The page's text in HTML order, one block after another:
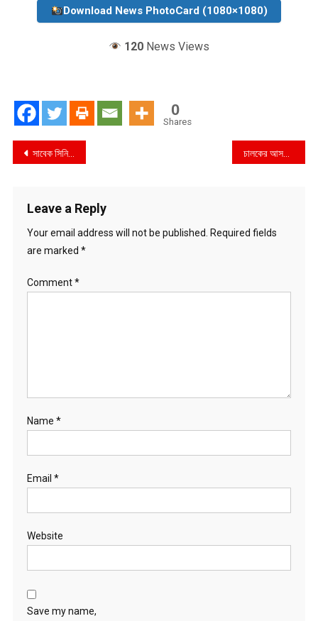
Download News PhotoCard (1080×1080)
120 News Views
0
Shares
Post
সাবেক সিনিয়র সচিব শাহ কামাল গ্ৰেফতার
Leave a Reply
Your email address will not be published.
Required fields
are marked *
Comment*
Name *
Email *
Website
Save my name,